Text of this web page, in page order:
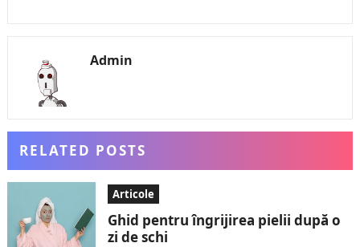
Admin
RELATED POSTS
Articole
Ghid pentru îngrijirea pielii după o
zi de schi